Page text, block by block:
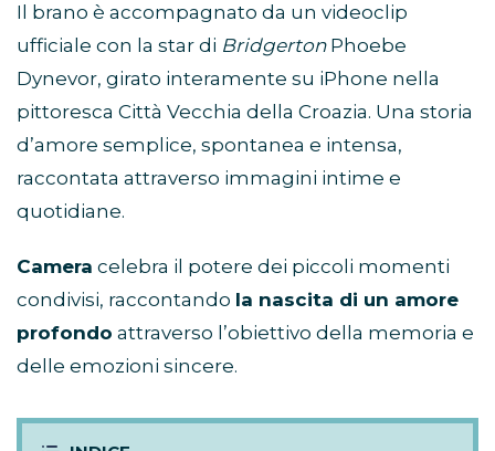
Il brano è accompagnato da un videoclip
ufficiale con la star di BridgertonPhoebe
Dynevor, girato interamente su iPhone nella
pittoresca Città Vecchia della Croazia. Una storia
d’amore semplice, spontanea e intensa,
raccontata attraverso immagini intime e
quotidiane.
Camera celebra il potere dei piccoli momenti
condivisi, raccontando la nascita di un amore
profondo attraverso l’obiettivo della memoria e
delle emozioni sincere.